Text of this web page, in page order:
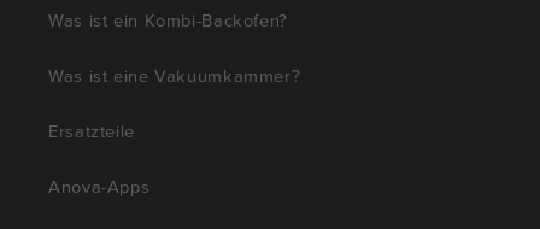
Was ist ein Kombi-Backofen?
Was ist eine Vakuumkammer?
Ersatzteile
Anova-Apps